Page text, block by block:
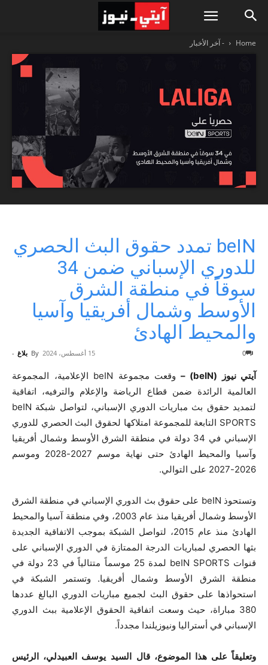
Home - آخر الأخبار
beIN تمدد حقوق البث الحصري
للدوري الإسباني ضمن 34
سوقاً في منطقة الشرق
الأوسط وشمال أفريقيا وآسيا
والمحيط الهادئ
By بلاغ - 15 أغسطس، 2024 0
آيتي نيوز (beIN) –
وقعت مجموعة beIN الإعلامية، المجموعة
العالمية الرائدة ضمن قطاع الرياضة والإعلام والترفيه، اتفاقية
لتمديد حقوق بث مباريات الدوري الإسباني، لتواصل شبكة beIN
SPORTS التابعة للمجموعة امتلاكها لحقوق البث الحصري للدوري
الإسباني في 34 دولة في منطقة الشرق الأوسط وشمال أفريقيا
وآسيا والمحيط الهادئ حتى نهاية موسم 2027-2028 وموسم
2026-2027 على التوالي.
وتستحوذ beIN على حقوق بث الدوري الإسباني في منطقة الشرق
الأوسط وشمال أفريقيا منذ عام 2003، وفي منطقة آسيا والمحيط
الهادئ منذ عام 2015، لتواصل الشبكة بموجب الاتفاقية الجديدة
بثها الحصري لمباريات الدرجة الممتازة في الدوري الإسباني على
قنوات beIN SPORTS لمدة 25 موسماً متتالياً في 23 دولة في
منطقة الشرق الأوسط وشمال أفريقيا. وتستمر الشبكة في
استحواذها على حقوق البث لجميع مباريات الدوري البالغ عددها
380 مباراة، حيث وسعت اتفاقية الحقوق الإعلامية ببث الدوري
الإسباني في أستراليا ونيوزيلندا مجدداً.
وتعليقاً على هذا الموضوع، قال السيد يوسف العبيدلي، الرئيس